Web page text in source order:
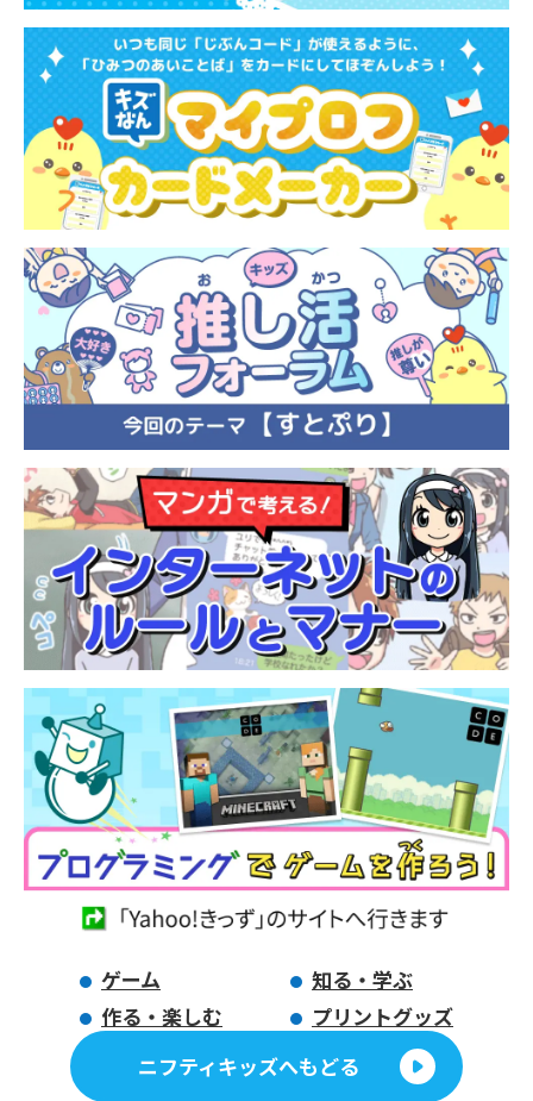
ゲーム
知る・学ぶ
作る・楽しむ
プリントグッズ
ニフティキッズへもどる